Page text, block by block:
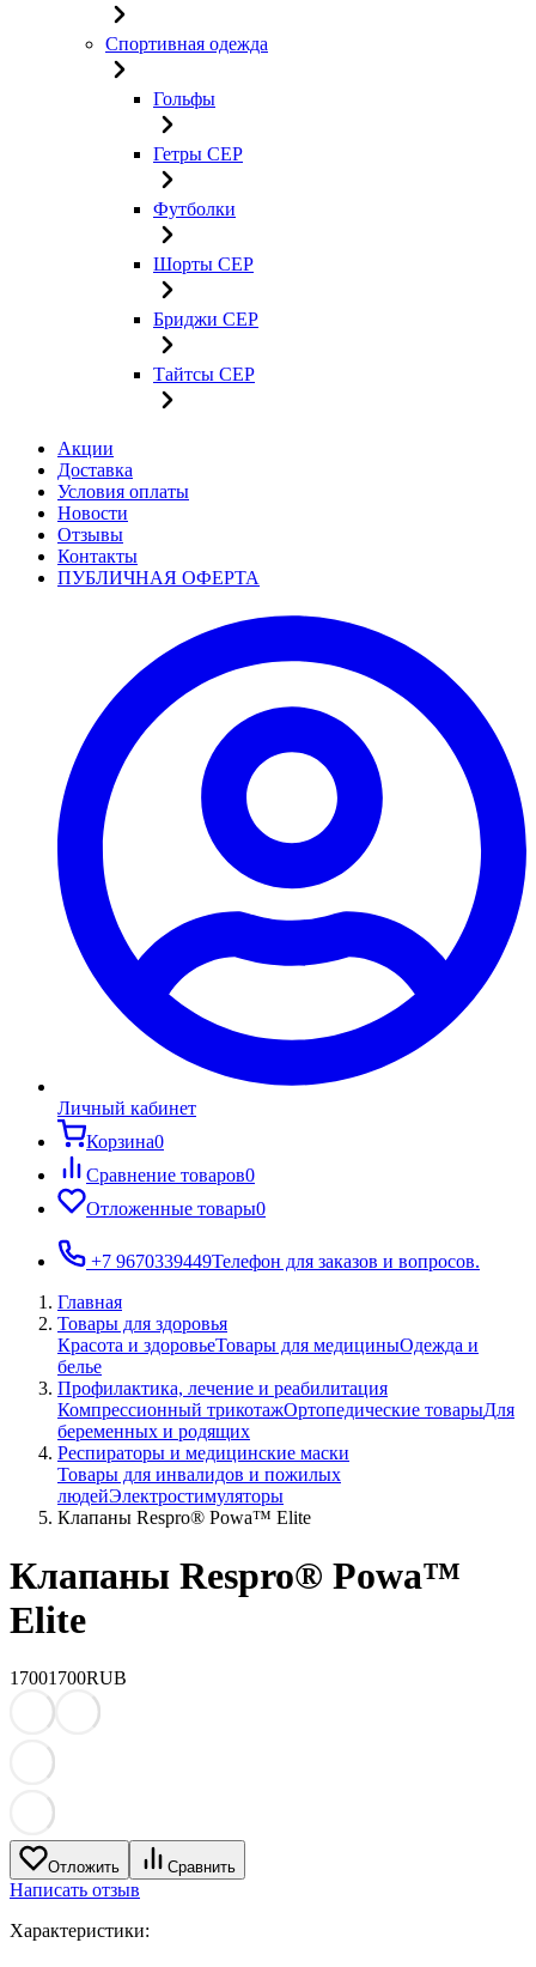
Спортивная одежда
Гольфы
Гетры CEP
Футболки
Шорты CEP
Бриджи CEP
Тайтсы CEP
Акции
Доставка
Условия оплаты
Новости
Отзывы
Контакты
ПУБЛИЧНАЯ ОФЕРТА
Личный кабинет
Корзина0
Сравнение товаров0
Отложенные товары0
+7 9670339449Телефон для заказов и вопросов.
Главная
Товары для здоровья
Красота и здоровьеТовары для медициныОдежда и
белье
Профилактика, лечение и реабилитация
Компрессионный трикотажОртопедические товарыДля
беременных и родящих
Респираторы и медицинские маски
Товары для инвалидов и пожилых
людейЭлектростимуляторы
Клапаны Respro® Powa™ Elite
Клапаны Respro® Powa™
Elite
17001700RUB
Отложить Сравнить
Написать отзыв
Характеристики: